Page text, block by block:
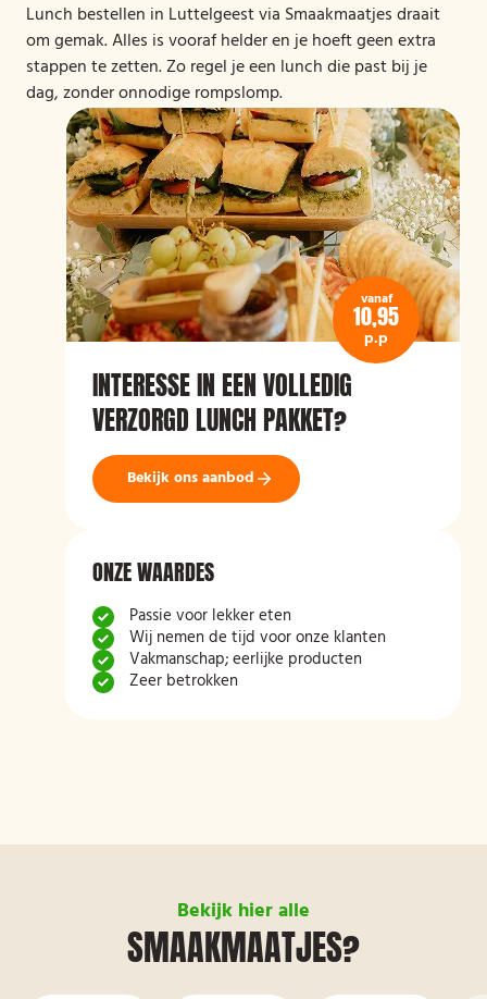
Lunch bestellen in Luttelgeest via Smaakmaatjes draait
om gemak. Alles is vooraf helder en je hoeft geen extra
stappen te zetten. Zo regel je een lunch die past bij je
dag, zonder onnodige rompslomp.
vanaf
10,95
p.p
INTERESSE IN EEN VOLLEDIG
VERZORGD LUNCH PAKKET?
Bekijk ons aanbod
ONZE WAARDES
Passie voor lekker eten
Wij nemen de tijd voor onze klanten
Vakmanschap; eerlijke producten
Zeer betrokken
Bekijk hier alle
SMAAKMAATJES?